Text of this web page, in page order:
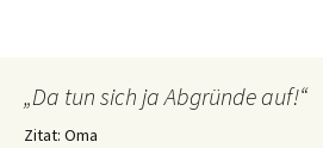
„Da tun sich ja Abgründe auf!“
Zitat: Oma